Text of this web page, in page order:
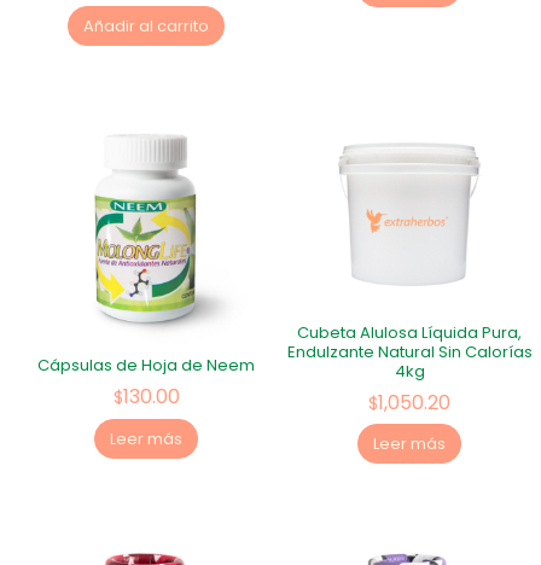
Añadir al carrito
Cápsulas de Hoja de Neem
$130.00
Leer más
Cubeta Alulosa Líquida Pura,
Endulzante Natural Sin Calorías
4kg
$1,050.20
Leer más